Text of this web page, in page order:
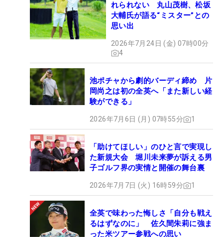
れられない 丸山茂樹、松坂
大輔氏が語る“ミスター”との
思い出
2026年7月24日 (金) 07時00分
4
池ポチャから劇的バーディ締め 片
岡尚之は初の全英へ「また新しい経
験ができる」
2026年7月6日 (月) 07時55分 1
「助けてほしい」のひと言で実現し
た新規大会 堀川未来夢が訴える男
子ゴルフ界の実情と開催の舞台裏
2026年7月7日 (火) 16時59分 1
全英で味わった悔しさ「自分も戦え
るはずなのに」 佐久間朱莉に強ま
った米ツアー参戦への思い